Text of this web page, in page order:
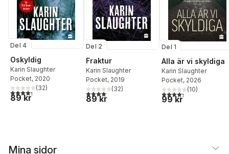
Del 4
Oskyldig
Karin Slaughter
Pocket, 2020
4,3utav 5 stjärnor. Totalt antal röster:
(32)
89 kr
Del 2
Fraktur
Karin Slaughter
Pocket, 2019
4,1utav 5 stjärnor. Totalt antal röster:
(32)
89 kr
Del 1
Alla är vi skyldiga
Karin Slaughter
Pocket, 2026
4,3utav 5 stjärnor.
(10)
99 kr
Mina sidor